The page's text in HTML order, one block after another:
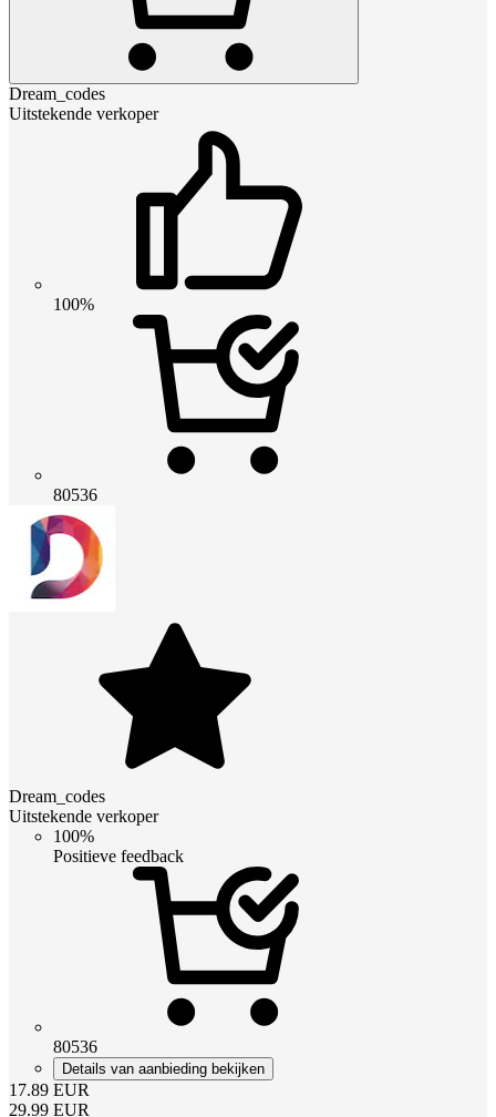
Dream_codes
Uitstekende verkoper
100%
80536
Dream_codes
Uitstekende verkoper
100%
Positieve feedback
80536
Details van aanbieding bekijken
17.89 EUR
29.99 EUR